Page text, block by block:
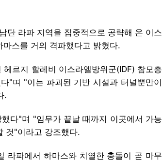
단 라파 지역을 집중적으로 공략해 온 이스
스를 거의 격파했다고 밝혔다.
르지 할레비 이스라엘방위군(IDF) 참모총
"며 "이는 파괴된 기반 시설과 터널뿐만이
.
다"며 "임무가 끝날 때까지 이곳에서 가능
것"이라고 강조했다.
라파에서 하마스와 치열한 충돌이 곧 마무